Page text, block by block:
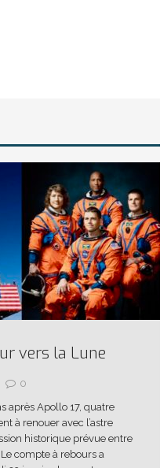
vers la Lune
0
après Apollo 17, quatre
à renouer avec l’astre
historique prévue entre
compte à rebours a